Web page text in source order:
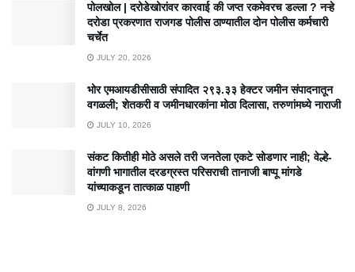
पोलखोल | दरोडेखोरांवर कारवाई की जप्त रकमेवरच डल्ला ? नऱ्हे
दरोडा प्रकरणात राजगड पोलीस ठाण्यातील दोन पोलीस कर्मचारी
चर्चेत
JULY 20, 2026
भोर एमआयडीसीसाठी संपादित २९३.३३ हेक्टर जमीन संपादनातून
वगळली; शेतकरी व जमीनधारकांना मोठा दिलासा, तरुणांमध्ये नाराजी
JULY 10, 2026
संकट कितीही मोठे असले तरी जनतेला एकटे सोडणार नाही; वेल्हे-
वांगणी भागातील दरडग्रस्त परिसराची तानाजी बाप्पू मांगडे
यांच्याकडून तात्काळ पाहणी
JULY 8, 2026